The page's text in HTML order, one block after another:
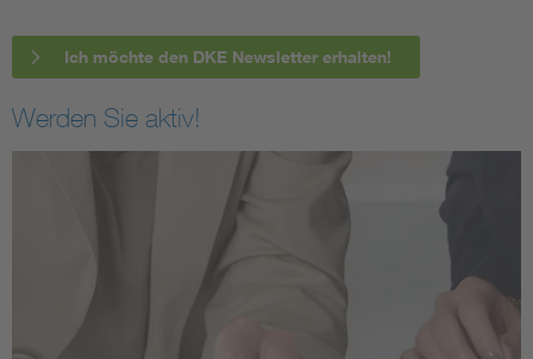
Ich möchte den DKE Newsletter erhalten!
Werden Sie aktiv!